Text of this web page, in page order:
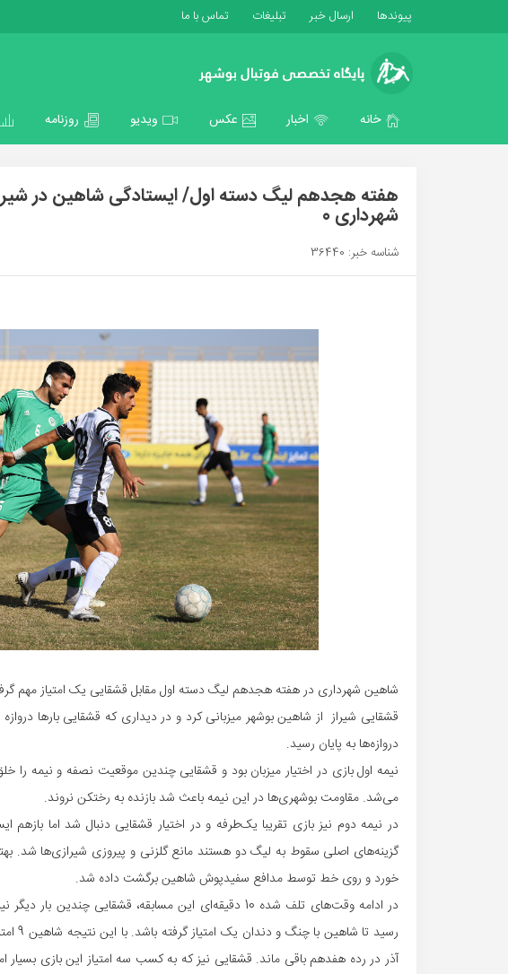
پیوندها ارسال خبر تبلیغات تماس با ما
خانه اخبار عکس ویدیو روزنامه
شهرداری 0
شناسه خبر: 36440
شاهین شهرداری در هفته هجدهم لیگ دسته اول مقابل قشقایی یک امتیاز مهم
قشقایی شیراز از شاهین بوشهر میزبانی کرد و در دیداری که قشقایی بارها
دروازه‌ها به پایان رسید.
نیمه اول بازی در اختیار میزبان بود و قشقایی چندین موقعیت نصفه و نیمه
می‌شد. مقاومت بوشهری‌ها در این نیمه باعث شد بازنده به رختکن نروند.
در نیمه دوم نیز بازی تقریبا یک‌طرفه و در اختیار قشقایی دنبال شد اما
گزینه‌های اصلی سقوط به لیگ دو هستند مانع گلزنی و پیروزی شیرازی‌ها شد.
خورد و روی خط توسط مدافع سفیدپوش شاهین برگشت داده شد.
در ادامه وقت‌های تلف شده 10 دقیقه‌ای این مسابقه، قشقایی
رسید